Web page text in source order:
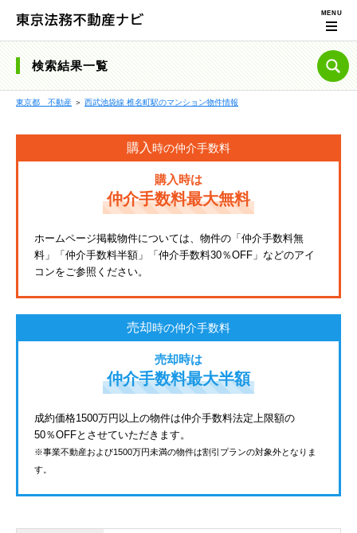
検索結果一覧
東京都 不動産 ＞ 西武池袋線 椎名町駅のマンション物件情報
購入時の仲介手数料
購入時は
仲介手数料最大無料
ホームページ掲載物件については、物件の「仲介手数料無
料」「仲介手数料半額」「仲介手数料30％OFF」などのアイ
コンをご参照ください。
売却時の仲介手数料
売却時は
仲介手数料最大半額
成約価格1500万円以上の物件は仲介手数料法定上限額の
50％OFFとさせていただきます。
※事業不動産および1500万円未満の物件は割引プランの対象外となりま
す。